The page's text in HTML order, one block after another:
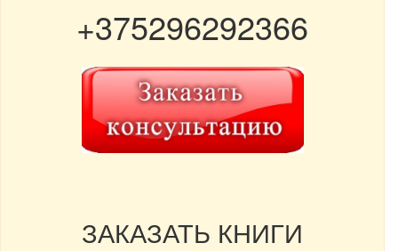
+375296292366
ЗАКАЗАТЬ КНИГИ